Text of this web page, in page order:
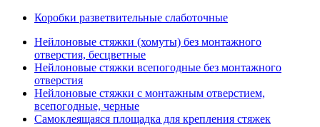
Коробки разветвительные слаботочные
Нейлоновые стяжки (хомуты) без монтажного
отверстия, бесцветные
Нейлоновые стяжки всепогодные без монтажного
отверстия
Нейлоновые стяжки с монтажным отверстием,
всепогодные, черные
Самоклеящаяся площадка для крепления стяжек